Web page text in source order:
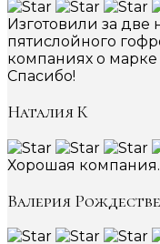
Изготовили за
пятислойного
компаниях о
Спасибо!
Наталия К
Хорошая
Валерия